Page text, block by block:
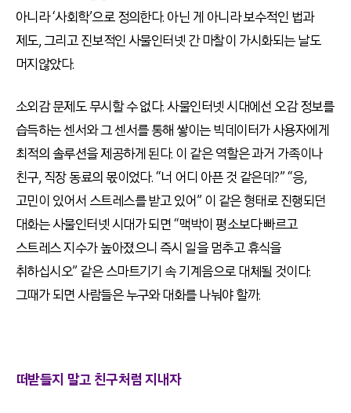
아니라 ‘사회학’으로 정의한다. 아닌 게 아니라 보수적인 법과
제도, 그리고 진보적인 사물인터넷 간 마찰이 가시화되는 날도
머지않았다.
소외감 문제도 무시할 수 없다. 사물인터넷 시대에선 오감 정보를
습득하는 센서와 그 센서를 통해 쌓이는 빅데이터가 사용자에게
최적의 솔루션을 제공하게 된다. 이 같은 역할은 과거 가족이나
친구, 직장 동료의 몫이었다. “너 어디 아픈 것 같은데?” “응,
고민이 있어서 스트레스를 받고 있어” 이 같은 형태로 진행되던
대화는 사물인터넷 시대가 되면 “맥박이 평소보다 빠르고
스트레스 지수가 높아졌으니 즉시 일을 멈추고 휴식을
취하십시오” 같은 스마트기기 속 기계음으로 대체될 것이다.
그때가 되면 사람들은 누구와 대화를 나눠야 할까.
떠받들지 말고 친구처럼 지내자